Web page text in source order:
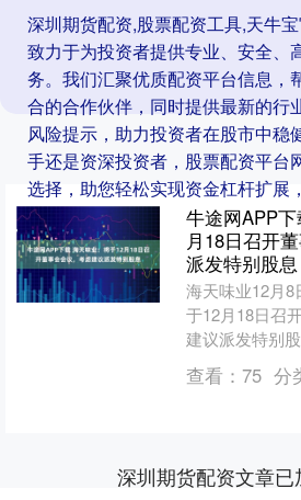
深圳期货配资,股票配资工具,天牛
致力于为投资者提供专业、安全、
务。我们汇聚优质配资平台信息，
合的合作伙伴，同时提供最新的行
风险提示，助力投资者在股市中稳
手还是资深投资者，股票配资平台
选择，助您轻松实现资金杠杆扩展
遇。
牛途网APP
月18日召开
派发特别股息
海天味业12月8
于12月18日召
建议派发特别
至2027年股东
查看： 75 分
深圳期货配资文章已